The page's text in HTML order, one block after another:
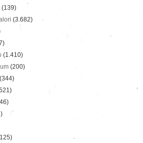
(139)
(3.682)
(1.410)
(200)
(344)